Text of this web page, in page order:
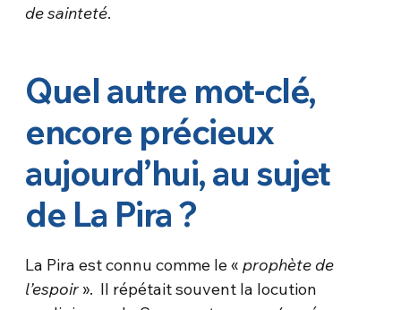
de sainteté.
Quel autre mot-clé,
encore précieux
aujourd’hui, au sujet
de La Pira ?
La Pira est connu comme le « prophète de
l’espoir ». Il répétait souvent la locution